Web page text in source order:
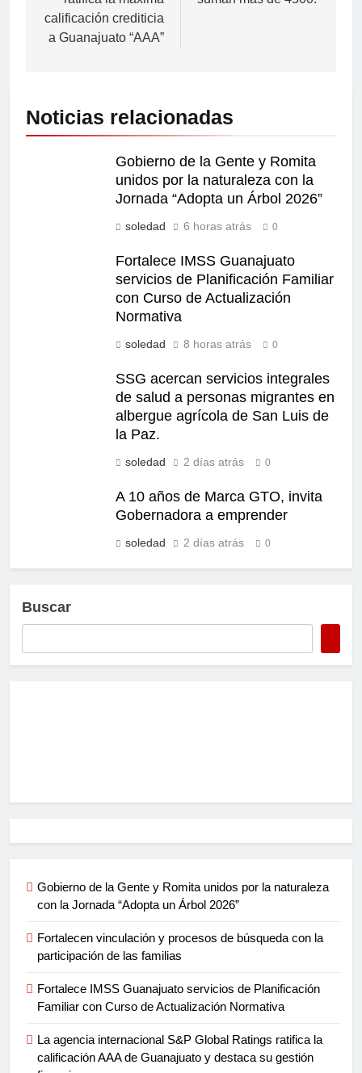
calificación crediticia
a Guanajuato “AAA”
Noticias relacionadas
Gobierno de la Gente y Romita
unidos por la naturaleza con la
Jornada “Adopta un Árbol 2026”
soledad 6 horas atrás 0
Fortalece IMSS Guanajuato
servicios de Planificación Familiar
con Curso de Actualización
Normativa
soledad 8 horas atrás 0
SSG acercan servicios integrales
de salud a personas migrantes en
albergue agrícola de San Luis de
la Paz.
soledad 2 días atrás 0
A 10 años de Marca GTO, invita
Gobernadora a emprender
soledad 2 días atrás 0
Buscar
Gobierno de la Gente y Romita unidos por la naturaleza
con la Jornada “Adopta un Árbol 2026”
Fortalecen vinculación y procesos de búsqueda con la
participación de las familias
Fortalece IMSS Guanajuato servicios de Planificación
Familiar con Curso de Actualización Normativa
La agencia internacional S&P Global Ratings ratifica la
calificación AAA de Guanajuato y destaca su gestión